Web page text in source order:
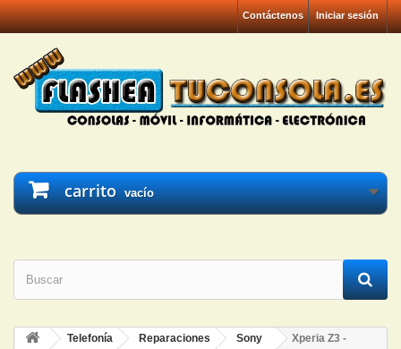
Iniciar sesión
Contáctenos
carrito vacío
Telefonía Reparaciones Sony
Xperia Z3 -